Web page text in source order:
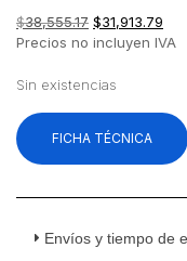
$38,555.17 El
precio
era:
$31,913.79
Precios no incluyen IVA
Sin existencias
FICHA TÉCNICA
Envíos y tiempo de